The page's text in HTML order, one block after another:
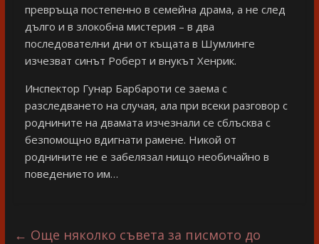
превръща постепенно в семейна драма, а не след
дълго и в злокобна мистерия – в два
последователни дни от къщата в Шумлинге
изчезват синът Роберт и внукът Хенрик.
Инспектор Гунар Барбароти се заема с
разследването на случая, ала при всеки разговор с
роднините на двамата изчезнали се сблъсква с
безпомощно вдигнати рамене. Никой от
роднините не е забелязал нищо необичайно в
поведението им…
← Още няколко съвета за писмото до